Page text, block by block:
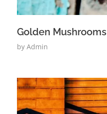
Golden Mushrooms
by Admin